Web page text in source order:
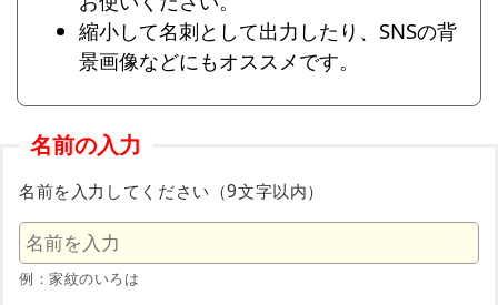
縮小して名刺として出力したり、SNSの背
景画像などにもオススメです。
名前の入力
名前を入力してください（9文字以内）
例：家紋のいろは